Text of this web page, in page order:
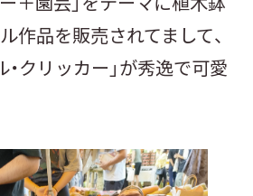
作品を販売されてまして、
・クリッカー」が秀逸で可愛